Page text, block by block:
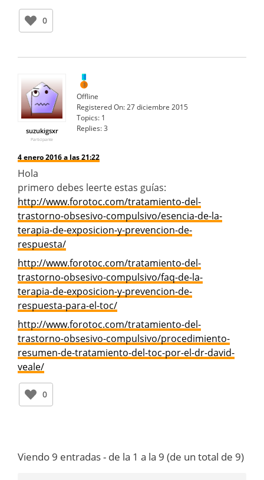
0
suzukigsxr
Participante
Offline
Registered On:27 diciembre 2015
Topics: 1
Replies:3
4 enero 2016 a las 21:22
Hola
primero debes leerte estas guías:
http://www.forotoc.com/tratamiento-del-
trastorno-obsesivo-compulsivo/esencia-de-la-
terapia-de-exposicion-y-prevencion-de-
respuesta/
http://www.forotoc.com/tratamiento-del-
trastorno-obsesivo-compulsivo/faq-de-la-
terapia-de-exposicion-y-prevencion-de-
respuesta-para-el-toc/
http://www.forotoc.com/tratamiento-del-
trastorno-obsesivo-compulsivo/procedimiento-
resumen-de-tratamiento-del-toc-por-el-dr-david-
veale/
0
Viendo 9 entradas - de la 1 a la 9 (de un total de 9)